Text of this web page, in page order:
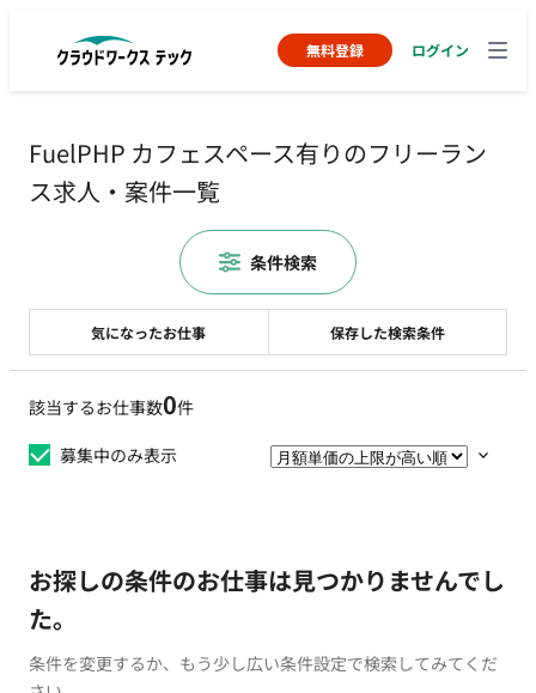
無料登録 ログイン
FuelPHP カフェスペース有りのフリーラン
ス求人・案件一覧
該当するお仕事数0件
募集中のみ表示
お探しの条件のお仕事は見つかりませんでし
た。
条件を変更するか、もう少し広い条件設定で検索してみてくだ
気になったお仕事 保存した検索条件
条件検索